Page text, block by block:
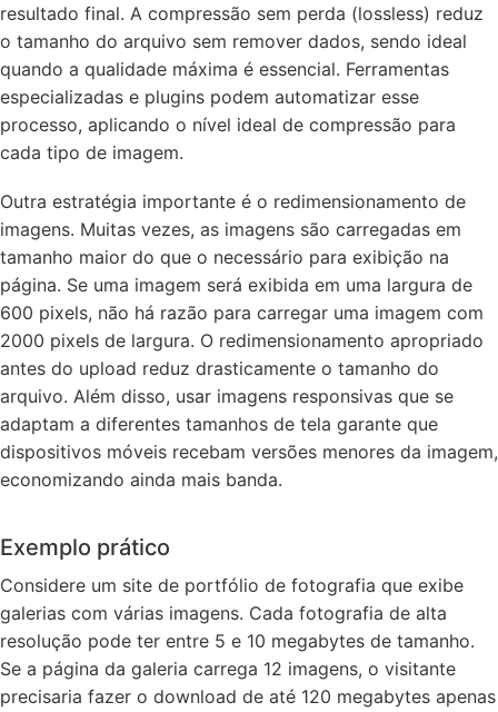
resultado final. A compressão sem perda (lossless) reduz
o tamanho do arquivo sem remover dados, sendo ideal
quando a qualidade máxima é essencial. Ferramentas
especializadas e plugins podem automatizar esse
processo, aplicando o nível ideal de compressão para
cada tipo de imagem.
Outra estratégia importante é o redimensionamento de
imagens. Muitas vezes, as imagens são carregadas em
tamanho maior do que o necessário para exibição na
página. Se uma imagem será exibida em uma largura de
600 pixels, não há razão para carregar uma imagem com
2000 pixels de largura. O redimensionamento apropriado
antes do upload reduz drasticamente o tamanho do
arquivo. Além disso, usar imagens responsivas que se
adaptam a diferentes tamanhos de tela garante que
dispositivos móveis recebam versões menores da imagem,
economizando ainda mais banda.
Exemplo prático
Considere um site de portfólio de fotografia que exibe
galerias com várias imagens. Cada fotografia de alta
resolução pode ter entre 5 e 10 megabytes de tamanho.
Se a página da galeria carrega 12 imagens, o visitante
precisaria fazer o download de até 120 megabytes apenas